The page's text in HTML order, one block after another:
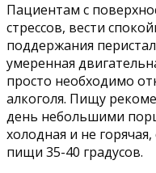
Пациентам с
стрессов, вести
поддержания
умеренная
просто необходимо
алкоголя. Пищу
день небольшими
холодная и не
пищи 35-40 градусов.